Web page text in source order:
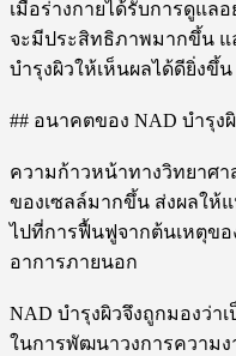
เมื่อร่างกายได้รับการดูแล
จะมีประสิทธิภาพมากขึ้น แ
บำรุงผิวให้เห็นผลได้ดียิ่งขึ้น
## อนาคตของ NAD บำรุง
ความก้าวหน้าทางวิทยาศา
ของเซลล์มากขึ้น ส่งผลให้
ไปที่การฟื้นฟูจากต้นเหตุข
อาการภายนอก
NAD บำรุงผิวจึงถูกมองว่
ในการพัฒนาวงการความง